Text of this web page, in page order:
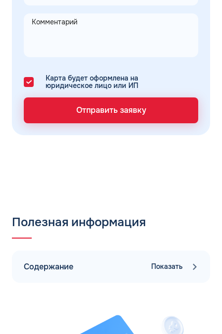
Карта будет оформлена на
юридическое лицо или ИП
Отправить заявку
Полезная информация
Содержание Показать